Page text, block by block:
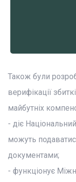
Також були
верифікації
майбутніх
- діє
можуть
документами;
- функціонує